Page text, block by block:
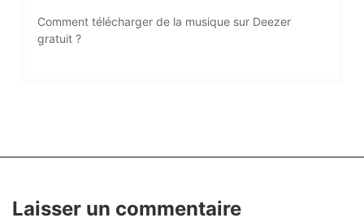
Comment télécharger de la musique sur Deezer
gratuit ?
Laisser un commentaire